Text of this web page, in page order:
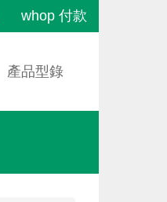
whop 付款
產品型錄